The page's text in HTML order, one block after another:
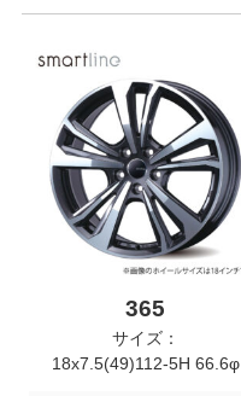
365
サイズ：
18x7.5(49)112-5H 66.6φ